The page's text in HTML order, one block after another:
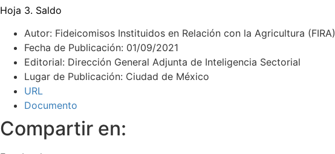
Hoja 3. Saldo
Autor: Fideicomisos Instituidos en Relación con la Agricultura (FIRA)
Fecha de Publicación: 01/09/2021
Editorial: Dirección General Adjunta de Inteligencia Sectorial
Lugar de Publicación: Ciudad de México
URL
Documento
Compartir en: